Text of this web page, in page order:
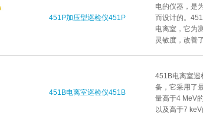
451P加压型巡检仪451P
电的仪器，是
而设计的。
电离室，它为
灵敏度，改善
451B电离室巡检仪451B
451B电离室巡
备，它采用了
量高于4 MeV
以及高于7